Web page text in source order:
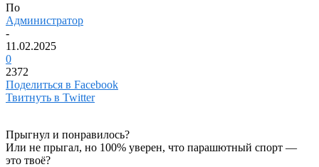
По
Администратор
-
11.02.2025
0
2372
Поделиться в Facebook
Твитнуть в Twitter
Прыгнул и понравилось?
Или не прыгал, но 100% уверен, что парашютный спорт —
это твоё?